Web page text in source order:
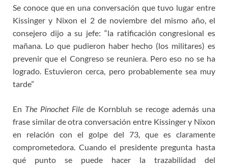
Se conoce que en una conversación que tuvo lugar entre
Kissinger y Nixon el 2 de noviembre del mismo año, el
consejero dijo a su jefe: “la ratificación congresional es
mañana. Lo que pudieron haber hecho (los militares) es
prevenir que el Congreso se reuniera. Pero eso no se ha
logrado. Estuvieron cerca, pero probablemente sea muy
tarde”
En The Pinochet File de Kornbluh se recoge además una
frase similar de otra conversación entre Kissinger y Nixon
en relación con el golpe del 73, que es claramente
comprometedora. Cuando el presidente pregunta hasta
qué punto se puede hacer la trazabilidad del